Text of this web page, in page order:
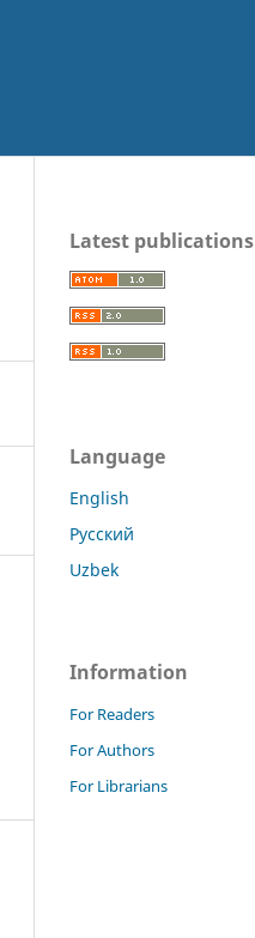
Latest publications
Language
English
Русский
Uzbek
Information
For Readers
For Authors
For Librarians